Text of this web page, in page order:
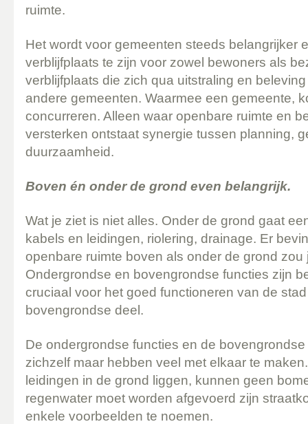
ruimte.
Het wordt voor gemeenten steeds belangrijker
verblijfplaats te zijn voor zowel bewoners als
verblijfplaats die zich qua uitstraling en
andere gemeenten. Waarmee een gemeente,
concurreren. Alleen waar openbare ruimte en
versterken ontstaat synergie tussen planning,
duurzaamheid.
Boven én onder de grond even belangrijk.
Wat je ziet is niet alles. Onder de grond gaat
kabels en leidingen, riolering, drainage. Er
openbare ruimte boven als onder de grond
Ondergrondse en bovengrondse functies zijn
cruciaal voor het goed functioneren van de
bovengrondse deel.
De ondergrondse functies en de
zichzelf maar hebben veel met elkaar te
leidingen in de grond liggen, kunnen geen
regenwater moet worden afgevoerd zijn
enkele voorbeelden te noemen.